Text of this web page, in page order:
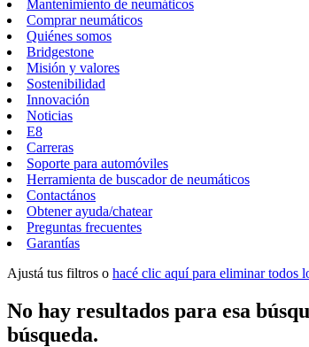
Mantenimiento de neumáticos
Comprar neumáticos
Quiénes somos
Bridgestone
Misión y valores
Sostenibilidad
Innovación
Noticias
E8
Carreras
Soporte para automóviles
Herramienta de buscador de neumáticos
Contactános
Obtener ayuda/chatear
Preguntas frecuentes
Garantías
Ajustá tus filtros o hacé clic aquí para eliminar todos
No hay resultados para esa
búsqueda.